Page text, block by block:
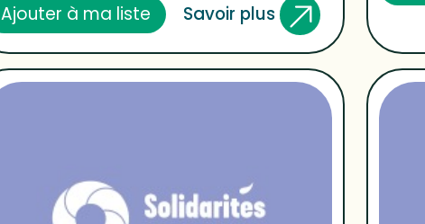
Ajouter à ma liste Savoir plus